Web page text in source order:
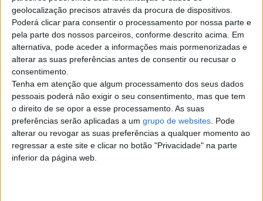
geolocalização precisos através da procura de dispositivos.
Poderá clicar para consentir o processamento por nossa parte e
pela parte dos nossos parceiros, conforme descrito acima. Em
alternativa, pode aceder a informações mais pormenorizadas e
alterar as suas preferências antes de consentir ou recusar o
consentimento.
Tenha em atenção que algum processamento dos seus dados
pessoais poderá não exigir o seu consentimento, mas que tem
o direito de se opor a esse processamento. As suas
preferências serão aplicadas a um grupo de websites. Pode
alterar ou revogar as suas preferências a qualquer momento ao
regressar a este site e clicar no botão "Privacidade" na parte
inferior da página web.
Top cidades
Lisboa
Porto
Amadora
Vila Nova de Gaia
Braga